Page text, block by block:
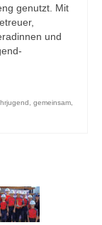
genutzt. Mit
und
gemeinsam